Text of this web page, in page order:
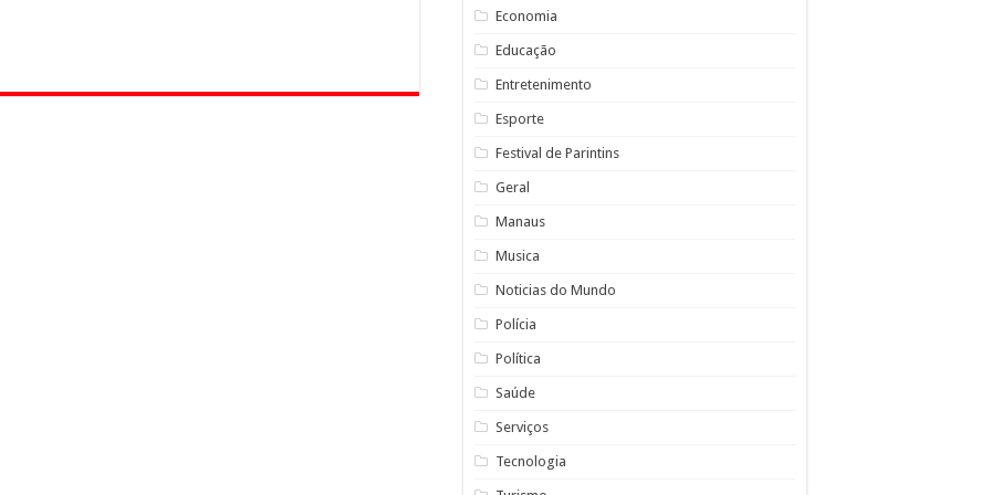
Economia
Educação
Entretenimento
Esporte
Festival de Parintins
Geral
Manaus
Musica
Noticias do Mundo
Polícia
Política
Saúde
Serviços
Tecnologia